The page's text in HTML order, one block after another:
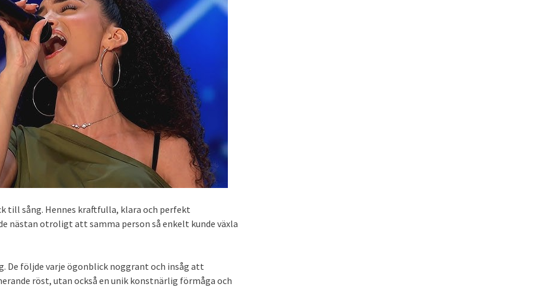
till sång. Hennes kraftfulla, klara och perfekt
nästan otroligt att samma person så enkelt kunde växla
De följde varje ögonblick noggrant och insåg att
röst, utan också en unik konstnärlig förmåga och